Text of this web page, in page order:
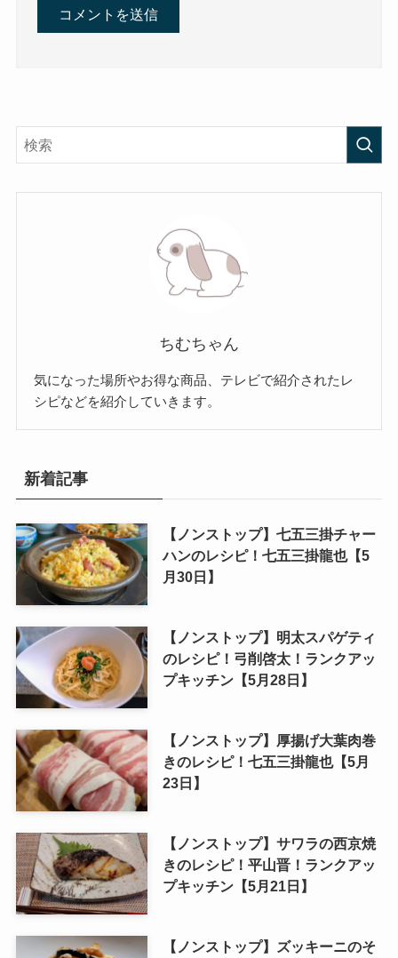
ちむちゃん
気になった場所やお得な商品、テレビで紹介されたレ
シピなどを紹介していきます。
新着記事
【ノンストップ】七五三掛チャー
ハンのレシピ！七五三掛龍也【5
月30日】
【ノンストップ】明太スパゲティ
のレシピ！弓削啓太！ランクアッ
プキッチン【5月28日】
【ノンストップ】厚揚げ大葉肉巻
きのレシピ！七五三掛龍也【5月
23日】
【ノンストップ】サワラの西京焼
きのレシピ！平山晋！ランクアッ
プキッチン【5月21日】
【ノンストップ】ズッキーニのそ